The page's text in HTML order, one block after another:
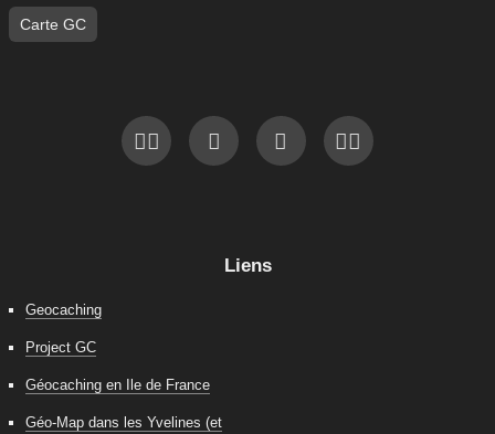
Carte GC
Liens
Geocaching
Project GC
Géocaching en Ile de France
Géo-Map dans les Yvelines (et